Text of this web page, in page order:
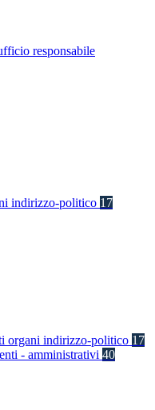
responsabile
indirizzo-politico 17
organi indirizzo-politico 17
- amministrativi 40